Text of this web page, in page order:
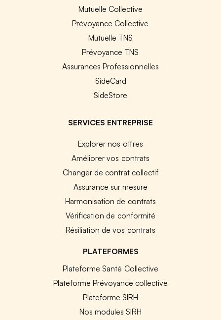
Mutuelle Collective
Prévoyance Collective
Mutuelle TNS
Prévoyance TNS
Assurances Professionnelles
SideCard
SideStore
SERVICES ENTREPRISE
Explorer nos offres
Améliorer vos contrats
Changer de contrat collectif
Assurance sur mesure
Harmonisation de contrats
Vérification de conformité
Résiliation de vos contrats
PLATEFORMES
Plateforme Santé Collective
Plateforme Prévoyance collective
Plateforme SIRH
Nos modules SIRH